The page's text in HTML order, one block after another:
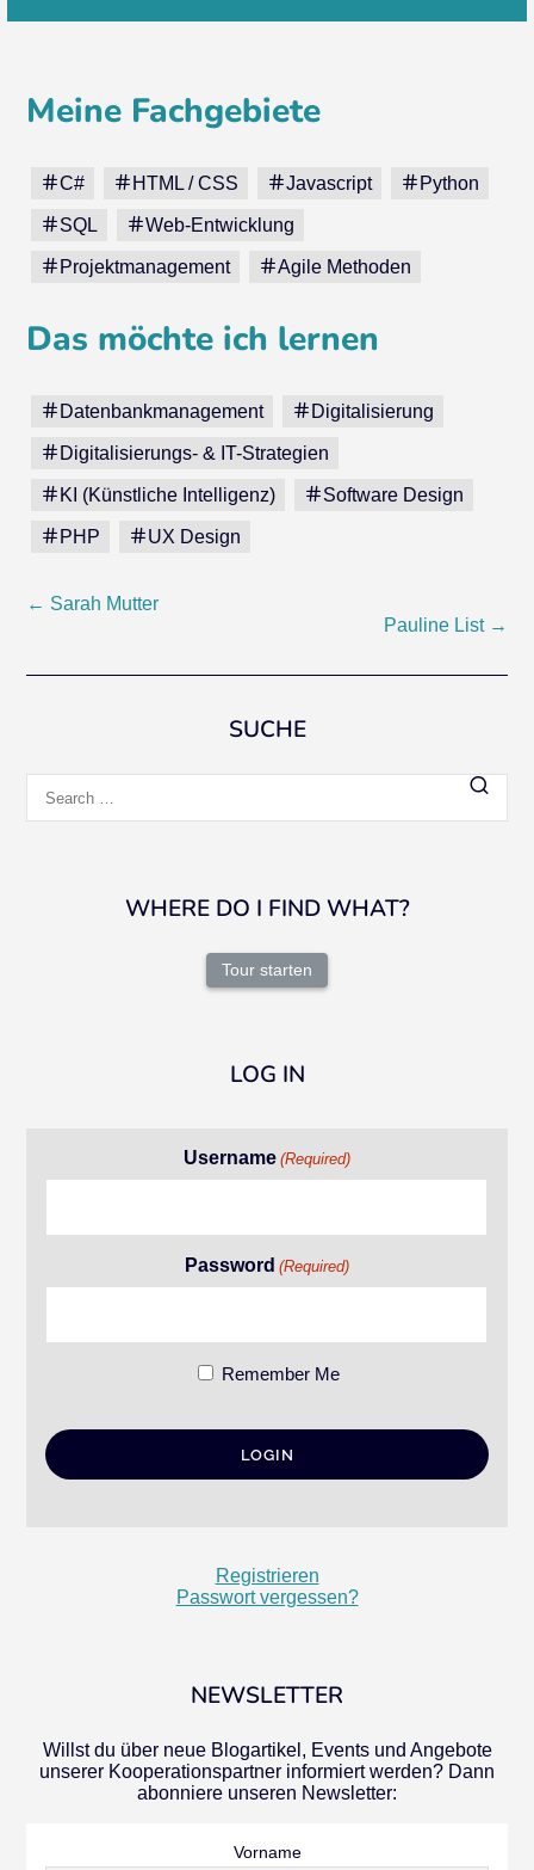
Meine Fachgebiete
C# HTML / CSS Javascript Python
SQL Web-Entwicklung
Projektmanagement Agile Methoden
Das möchte ich lernen
Datenbankmanagement Digitalisierung
Digitalisierungs- & IT-Strategien
KI (Künstliche Intelligenz) Software Design
PHP UX Design
Post
← Sarah Mutter
Pauline List →
SUCHE
for:
WHERE DO I FIND WHAT?
Tour starten
LOG IN
Username (Required)
Password (Required)
Remember Me
Registrieren
Passwort vergessen?
NEWSLETTER
Willst du über neue Blogartikel, Events und Angebote
unserer Kooperationspartner informiert werden? Dann
abonniere unseren Newsletter:
Vorname